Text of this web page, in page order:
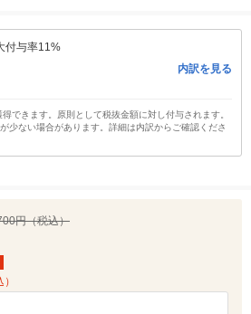
付与率11%
内訳を見る
できます。原則として税抜金額に対し付与されます。
少ない場合があります。詳細は内訳からご確認くださ
円（税込）